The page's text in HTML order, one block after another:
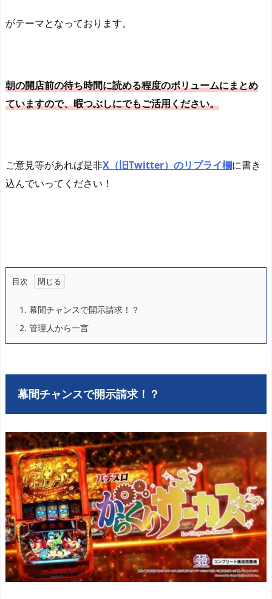
がテーマとなっております。
朝の開店前の待ち時間に読める程度のボリュームにまとめ
ていますので、暇つぶしにでもご活用ください。
ご意見等があれば是非X（旧Twitter）のリプライ欄に書き
込んでいってください！
目次
1. 幕間チャンスで開示請求！？
2. 管理人から一言
幕間チャンスで開示請求！？